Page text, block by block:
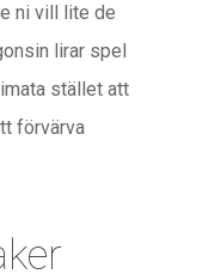
ni vill lite de
lirar spel
stället att
förvärva